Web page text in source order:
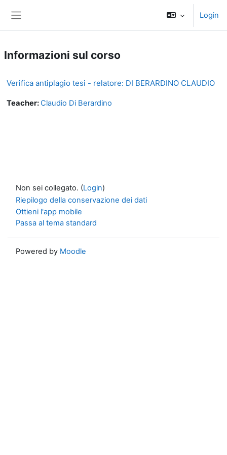
Login
Informazioni sul corso
Verifica antiplagio tesi - relatore: DI BERARDINO CLAUDIO
Teacher:Claudio Di Berardino
Non sei collegato. (Login)
Riepilogo della conservazione dei dati
Ottieni l'app mobile
Passa al tema standard
Powered by Moodle